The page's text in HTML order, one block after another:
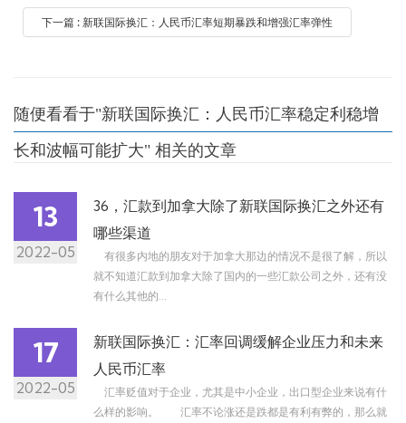
下一篇 : 新联国际换汇：人民币汇率短期暴跌和增强汇率弹性
随便看看于"新联国际换汇：人民币汇率稳定利稳增
长和波幅可能扩大" 相关的文章
13
2022-05
36，汇款到加拿大除了新联国际换汇之外还有
哪些渠道
有很多内地的朋友对于加拿大那边的情况不是很了解，所以
就不知道汇款到加拿大除了国内的一些汇款公司之外，还有没
有什么其他的...
17
2022-05
新联国际换汇：汇率回调缓解企业压力和未来
人民币汇率
汇率贬值对于企业，尤其是中小企业，出口型企业来说有什
么样的影响。 汇率不论涨还是跌都是有利有弊的，那么就